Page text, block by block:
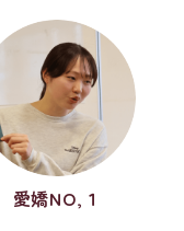
愛嬌NO,１